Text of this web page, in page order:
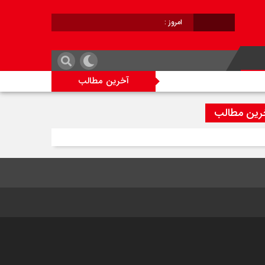
امروز :
آخرین مطالب
مطالب